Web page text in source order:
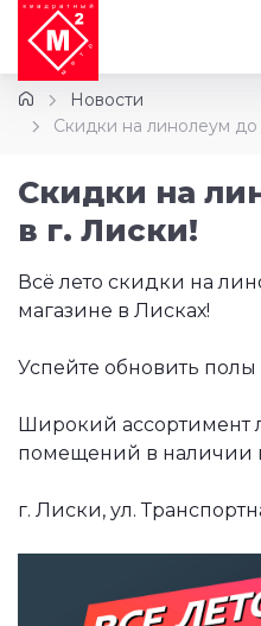
Новости
Скидки на линолеум до
Скидки на
в г. Лиски!
Всё лето скидки на
магазине в Лисках!
Успейте обновить
Широкий ассортимент
помещений в наличии
г. Лиски, ул.